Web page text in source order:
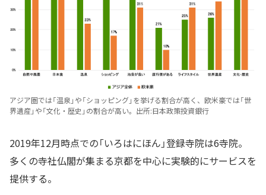
アジア圏では「温泉」や「ショッピング」を挙げる割合が高く、欧米豪では「世
界遺産」や「文化・歴史」の割合が高い。出所:日本政策投資銀行
2019年12月時点での「いろはにほん」登録寺院は6寺院。
多くの寺社仏閣が集まる京都を中心に実験的にサービスを
提供する。